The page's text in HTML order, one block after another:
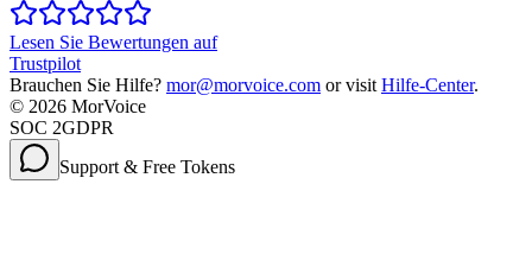
Lesen Sie Bewertungen auf
Trustpilot
Brauchen Sie Hilfe? mor@morvoice.com or visit Hilfe-Center.
© 2026 MorVoice
SOC 2GDPR
Support & Free Tokens